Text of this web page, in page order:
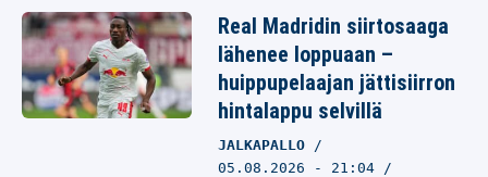
Real Madridin siirtosaaga
lähenee loppuaan –
huippupelaajan jättisiirron
hintalappu selvillä
JALKAPALLO
05.08.2026 - 21:04